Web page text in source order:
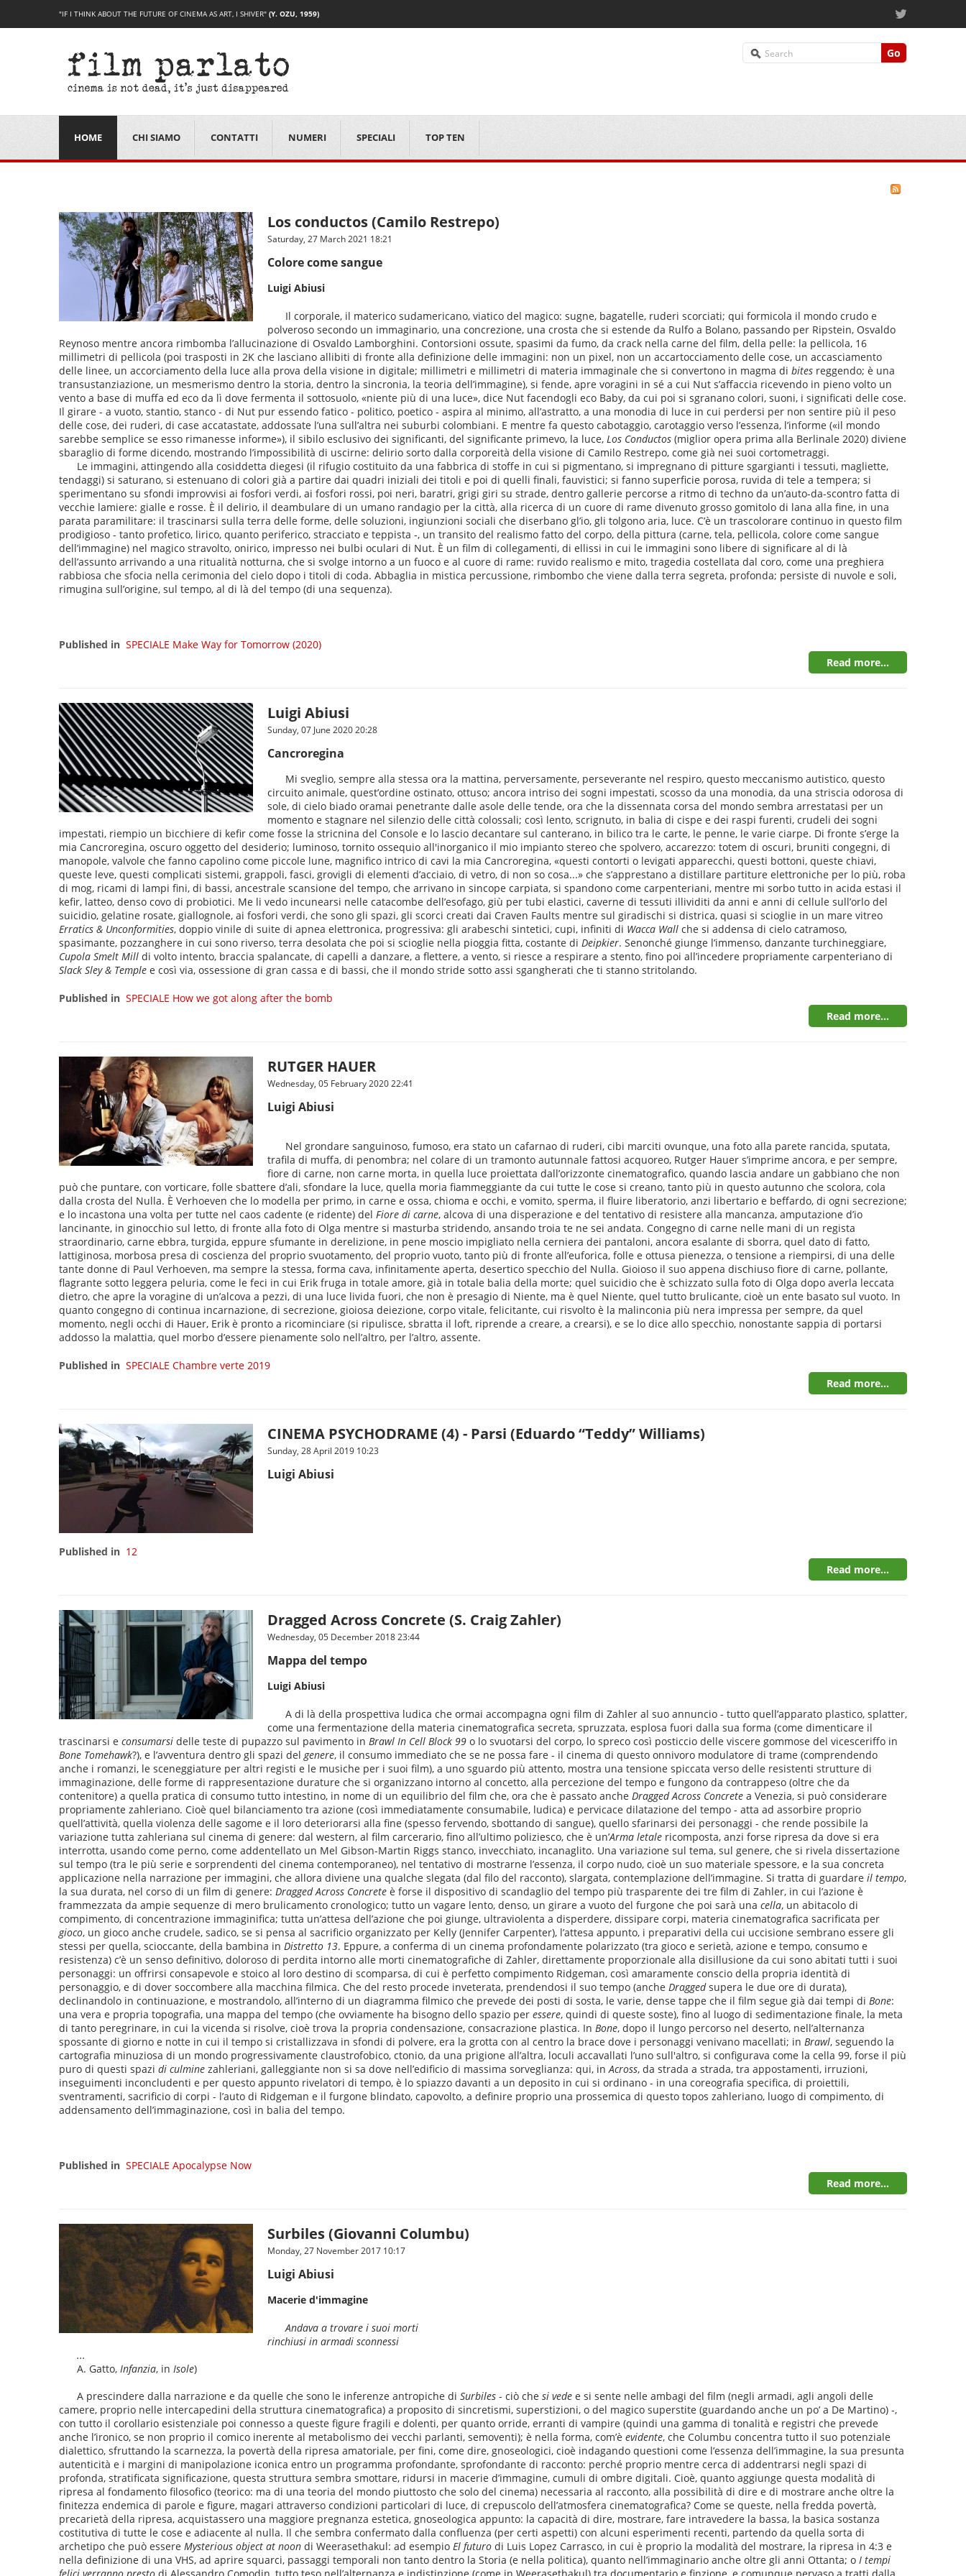
"IF I THINK ABOUT THE FUTURE OF CINEMA AS ART, I SHIVER" (Y. OZU, 1959)
Go
HOME CHI SIAMO CONTATTI NUMERI SPECIALI TOP TEN
Los conductos (Camilo Restrepo)
Saturday, 27 March 2021 18:21
Colore come sangue
Luigi Abiusi
Il corporale, il materico sudamericano, viatico del magico: sugne, bagatelle, ruderi scorciati; qui formicola il mondo crudo e
polveroso secondo un immaginario, una concrezione, una crosta che si estende da Rulfo a Bolano, passando per Ripstein, Osvaldo
Reynoso mentre ancora rimbomba l’allucinazione di Osvaldo Lamborghini. Contorsioni ossute, spasimi da fumo, da crack nella carne del film, della pelle: la pellicola, 16
millimetri di pellicola (poi trasposti in 2K che lasciano allibiti di fronte alla definizione delle immagini: non un pixel, non un accartocciamento delle cose, un accasciamento
delle linee, un accorciamento della luce alla prova della visione in digitale; millimetri e millimetri di materia immaginale che si convertono in magma di bites reggendo; è una
transustanziazione, un mesmerismo dentro la storia, dentro la sincronia, la teoria dell’immagine), si fende, apre voragini in sé a cui Nut s’affaccia ricevendo in pieno volto un
vento a base di muffa ed eco da lì dove fermenta il sottosuolo, «niente più di una luce», dice Nut facendogli eco Baby, da cui poi si sgranano colori, suoni, i significati delle cose.
Il girare - a vuoto, stantio, stanco - di Nut pur essendo fatico - politico, poetico - aspira al minimo, all’astratto, a una monodia di luce in cui perdersi per non sentire più il peso
delle cose, dei ruderi, di case accatastate, addossate l’una sull’altra nei suburbi colombiani. E mentre fa questo cabotaggio, carotaggio verso l’essenza, l’informe («il mondo
sarebbe semplice se esso rimanesse informe»), il sibilo esclusivo dei significanti, del significante primevo, la luce, Los Conductos (miglior opera prima alla Berlinale 2020) diviene
sbaraglio di forme dicendo, mostrando l’impossibilità di uscirne: delirio sorto dalla corporeità della visione di Camilo Restrepo, come già nei suoi cortometraggi.
Le immagini, attingendo alla cosiddetta diegesi (il rifugio costituito da una fabbrica di stoffe in cui si pigmentano, si impregnano di pitture sgargianti i tessuti, magliette,
tendaggi) si saturano, si estenuano di colori già a partire dai quadri iniziali dei titoli e poi di quelli finali, fauvistici; si fanno superficie porosa, ruvida di tele a tempera; si
sperimentano su sfondi improvvisi ai fosfori verdi, ai fosfori rossi, poi neri, baratri, grigi giri su strade, dentro gallerie percorse a ritmo di techno da un’auto-da-scontro fatta di
vecchie lamiere: gialle e rosse. È il delirio, il deambulare di un umano randagio per la città, alla ricerca di un cuore di rame divenuto grosso gomitolo di lana alla fine, in una
parata paramilitare: il trascinarsi sulla terra delle forme, delle soluzioni, ingiunzioni sociali che diserbano gl’io, gli tolgono aria, luce. C’è un trascolorare continuo in questo film
prodigioso - tanto profetico, lirico, quanto periferico, stracciato e teppista -, un transito del realismo fatto del corpo, della pittura (carne, tela, pellicola, colore come sangue
dell’immagine) nel magico stravolto, onirico, impresso nei bulbi oculari di Nut. È un film di collegamenti, di ellissi in cui le immagini sono libere di significare al di là
dell’assunto arrivando a una ritualità notturna, che si svolge intorno a un fuoco e al cuore di rame: ruvido realismo e mito, tragedia costellata dal coro, come una preghiera
rabbiosa che sfocia nella cerimonia del cielo dopo i titoli di coda. Abbaglia in mistica percussione, rimbombo che viene dalla terra segreta, profonda; persiste di nuvole e soli,
rimugina sull’origine, sul tempo, al di là del tempo (di una sequenza).
Published in SPECIALE Make Way for Tomorrow (2020)
Read more...
Luigi Abiusi
Sunday, 07 June 2020 20:28
Cancroregina
Mi sveglio, sempre alla stessa ora la mattina, perversamente, perseverante nel respiro, questo meccanismo autistico, questo
circuito animale, quest’ordine ostinato, ottuso; ancora intriso dei sogni impestati, scosso da una monodia, da una striscia odorosa di
sole, di cielo biado oramai penetrante dalle asole delle tende, ora che la dissennata corsa del mondo sembra arrestatasi per un
momento e stagnare nel silenzio delle città colossali; così lento, scrignuto, in balia di cispe e dei raspi furenti, crudeli dei sogni
impestati, riempio un bicchiere di kefir come fosse la stricnina del Console e lo lascio decantare sul canterano, in bilico tra le carte, le penne, le varie ciarpe. Di fronte s’erge la
mia Cancroregina, oscuro oggetto del desiderio; luminoso, tornito ossequio all'inorganico il mio impianto stereo che spolvero, accarezzo: totem di oscuri, bruniti congegni, di
manopole, valvole che fanno capolino come piccole lune, magnifico intrico di cavi la mia Cancroregina, «questi contorti o levigati apparecchi, questi bottoni, queste chiavi,
queste leve, questi complicati sistemi, grappoli, fasci, grovigli di elementi d’acciaio, di vetro, di non so cosa...» che s’apprestano a distillare partiture elettroniche per lo più, roba
di mog, ricami di lampi fini, di bassi, ancestrale scansione del tempo, che arrivano in sincope carpiata, si spandono come carpenteriani, mentre mi sorbo tutto in acida estasi il
kefir, latteo, denso covo di probiotici. Me li vedo incunearsi nelle catacombe dell’esofago, giù per tubi elastici, caverne di tessuti illividiti da anni e anni di cellule sull’orlo del
suicidio, gelatine rosate, giallognole, ai fosfori verdi, che sono gli spazi, gli scorci creati dai Craven Faults mentre sul giradischi si districa, quasi si scioglie in un mare vitreo
Erratics & Unconformities, doppio vinile di suite di apnea elettronica, progressiva: gli arabeschi sintetici, cupi, infiniti di Wacca Wall che si addensa di cielo catramoso,
spasimante, pozzanghere in cui sono riverso, terra desolata che poi si scioglie nella pioggia fitta, costante di Deipkier. Senonché giunge l’immenso, danzante turchineggiare,
Cupola Smelt Mill di volto intento, braccia spalancate, di capelli a danzare, a flettere, a vento, si riesce a respirare a stento, fino poi all’incedere propriamente carpenteriano di
Slack Sley & Temple e così via, ossessione di gran cassa e di bassi, che il mondo stride sotto assi sgangherati che ti stanno stritolando.
Published in SPECIALE How we got along after the bomb
Read more...
RUTGER HAUER
Wednesday, 05 February 2020 22:41
Luigi Abiusi
Nel grondare sanguinoso, fumoso, era stato un cafarnao di ruderi, cibi marciti ovunque, una foto alla parete rancida, sputata,
trafila di muffa, di penombra; nel colare di un tramonto autunnale fattosi acquoreo, Rutger Hauer s’imprime ancora, e per sempre,
fiore di carne, non carne morta, in quella luce proiettata dall’orizzonte cinematografico, quando lascia andare un gabbiano che non
può che puntare, con vorticare, folle sbattere d’ali, sfondare la luce, quella moria fiammeggiante da cui tutte le cose si creano, tanto più in questo autunno che scolora, cola
dalla crosta del Nulla. È Verhoeven che lo modella per primo, in carne e ossa, chioma e occhi, e vomito, sperma, il fluire liberatorio, anzi libertario e beffardo, di ogni secrezione;
e lo incastona una volta per tutte nel caos cadente (e ridente) del Fiore di carne, alcova di una disperazione e del tentativo di resistere alla mancanza, amputazione d’io
lancinante, in ginocchio sul letto, di fronte alla foto di Olga mentre si masturba stridendo, ansando troia te ne sei andata. Congegno di carne nelle mani di un regista
straordinario, carne ebbra, turgida, eppure sfumante in derelizione, in pene moscio impigliato nella cerniera dei pantaloni, ancora esalante di sborra, quel dato di fatto,
lattiginosa, morbosa presa di coscienza del proprio svuotamento, del proprio vuoto, tanto più di fronte all’euforica, folle e ottusa pienezza, o tensione a riempirsi, di una delle
tante donne di Paul Verhoeven, ma sempre la stessa, forma cava, infinitamente aperta, desertico specchio del Nulla. Gioioso il suo appena dischiuso fiore di carne, pollante,
flagrante sotto leggera peluria, come le feci in cui Erik fruga in totale amore, già in totale balia della morte; quel suicidio che è schizzato sulla foto di Olga dopo averla leccata
dietro, che apre la voragine di un’alcova a pezzi, di una luce livida fuori, che non è presagio di Niente, ma è quel Niente, quel tutto brulicante, cioè un ente basato sul vuoto. In
quanto congegno di continua incarnazione, di secrezione, gioiosa deiezione, corpo vitale, felicitante, cui risvolto è la malinconia più nera impressa per sempre, da quel
momento, negli occhi di Hauer, Erik è pronto a ricominciare (si ripulisce, sbratta il loft, riprende a creare, a crearsi), e se lo dice allo specchio, nonostante sappia di portarsi
addosso la malattia, quel morbo d’essere pienamente solo nell’altro, per l’altro, assente.
Published in SPECIALE Chambre verte 2019
Read more...
CINEMA PSYCHODRAME (4) - Parsi (Eduardo “Teddy” Williams)
Sunday, 28 April 2019 10:23
Luigi Abiusi
Published in 12
Read more...
Dragged Across Concrete (S. Craig Zahler)
Wednesday, 05 December 2018 23:44
Mappa del tempo
Luigi Abiusi
A di là della prospettiva ludica che ormai accompagna ogni film di Zahler al suo annuncio - tutto quell’apparato plastico, splatter,
come una fermentazione della materia cinematografica secreta, spruzzata, esplosa fuori dalla sua forma (come dimenticare il
trascinarsi e consumarsi delle teste di pupazzo sul pavimento in Brawl In Cell Block 99 o lo svuotarsi del corpo, lo spreco così posticcio delle viscere gommose del vicesceriffo in
Bone Tomehawk?), e l’avventura dentro gli spazi delgenere, il consumo immediato che se ne possa fare - il cinema di questo onnivoro modulatore di trame (comprendendo
anche i romanzi, le sceneggiature per altri registi e le musiche per i suoi film), a uno sguardo più attento, mostra una tensione spiccata verso delle resistenti strutture di
immaginazione, delle forme di rappresentazione durature che si organizzano intorno al concetto, alla percezione del tempo e fungono da contrappeso (oltre che da
contenitore) a quella pratica di consumo tutto intestino, in nome di un equilibrio del film che, ora che è passato anche Dragged Across Concrete a Venezia, si può considerare
propriamente zahleriano. Cioè quel bilanciamento tra azione (così immediatamente consumabile, ludica) e pervicace dilatazione del tempo - atta ad assorbire proprio
quell’attività, quella violenza delle sagome e il loro deteriorarsi alla fine (spesso fervendo, sbottando di sangue), quello sfarinarsi dei personaggi - che rende possibile la
variazione tutta zahleriana sul cinema di genere: dal western, al film carcerario, fino all’ultimo poliziesco, che è un’Arma letale ricomposta, anzi forse ripresa da dove si era
interrotta, usando come perno, come addentellato un Mel Gibson-Martin Riggs stanco, invecchiato, incanaglito. Una variazione sul tema, sul genere, che si rivela dissertazione
sul tempo (tra le più serie e sorprendenti del cinema contemporaneo), nel tentativo di mostrarne l’essenza, il corpo nudo, cioè un suo materiale spessore, e la sua concreta
applicazione nella narrazione per immagini, che allora diviene una qualche slegata (dal filo del racconto), slargata, contemplazione dell’immagine. Si tratta di guardare il tempo,
la sua durata, nel corso di un film di genere: Dragged Across Concrete è forse il dispositivo di scandaglio del tempo più trasparente dei tre film di Zahler, in cui l’azione è
frammezzata da ampie sequenze di mero brulicamento cronologico; tutto un vagare lento, denso, un girare a vuoto del furgone che poi sarà una cella, un abitacolo di
compimento, di concentrazione immaginifica; tutta un’attesa dell’azione che poi giunge, ultraviolenta a disperdere, dissipare corpi, materia cinematografica sacrificata per
gioco, un gioco anche crudele, sadico, se si pensa al sacrificio organizzato per Kelly (Jennifer Carpenter), l’attesa appunto, i preparativi della cui uccisione sembrano essere gli
stessi per quella, scioccante, della bambina in Distretto 13. Eppure, a conferma di un cinema profondamente polarizzato (tra gioco e serietà, azione e tempo, consumo e
resistenza) c’è un senso definitivo, doloroso di perdita intorno alle morti cinematografiche di Zahler, direttamente proporzionale alla disillusione da cui sono abitati tutti i suoi
personaggi: un offrirsi consapevole e stoico al loro destino di scomparsa, di cui è perfetto compimento Ridgeman, così amaramente conscio della propria identità di
personaggio, e di dover soccombere alla macchina filmica. Che del resto procede inveterata, prendendosi il suo tempo (anche Draggedsupera le due ore di durata),
declinandolo in continuazione, e mostrandolo, all’interno di un diagramma filmico che prevede dei posti di sosta, le varie, dense tappe che il film segue già dai tempi di Bone:
una vera e propria topografia, una mappa del tempo (che ovviamente ha bisogno dello spazio per essere, quindi di queste soste), fino al luogo di sedimentazione finale, la meta
di tanto peregrinare, in cui la vicenda si risolve, cioè trova la propria condensazione, consacrazione plastica. In Bone, dopo il lungo percorso nel deserto, nell’alternanza
spossante di giorno e notte in cui il tempo si cristallizzava in sfondi di polvere, era la grotta con al centro la brace dove i personaggi venivano macellati; in Brawl, seguendo la
cartografia minuziosa di un mondo progressivamente claustrofobico, ctonio, da una prigione all’altra, loculi accavallati l’uno sull'altro, si configurava come la cella 99, forse il più
puro di questi spazi di culmine zahleriani, galleggiante non si sa dove nell’edificio di massima sorveglianza: qui, inAcross, da strada a strada, tra appostamenti, irruzioni,
inseguimenti inconcludenti e per questo appunto rivelatori di tempo, è lo spiazzo davanti a un deposito in cui si ordinano - in una coreografia specifica, di proiettili,
sventramenti, sacrificio di corpi - l’auto di Ridgeman e il furgone blindato, capovolto, a definire proprio una prossemica di questo topos zahleriano, luogo di compimento, di
addensamento dell’immaginazione, così in balia del tempo.
Published in SPECIALE Apocalypse Now
Read more...
Surbiles (Giovanni Columbu)
Monday, 27 November 2017 10:17
Luigi Abiusi
Macerie d'immagine
Andava a trovare i suoi morti
rinchiusi in armadi sconnessi
...
A. Gatto, Infanzia, in Isole)
A prescindere dalla narrazione e da quelle che sono le inferenze antropiche di Surbiles - ciò che si vede e si sente nelle ambagi del film (negli armadi, agli angoli delle
camere, proprio nelle intercapedini della struttura cinematografica) a proposito di sincretismi, superstizioni, o del magico superstite (guardando anche un po’ a De Martino) -,
con tutto il corollario esistenziale poi connesso a queste figure fragili e dolenti, per quanto orride, erranti di vampire (quindi una gamma di tonalità e registri che prevede
anche l’ironico, se non proprio il comico inerente al metabolismo dei vecchi parlanti, semoventi); è nella forma, com’è evidente, che Columbu concentra tutto il suo potenziale
dialettico, sfruttando la scarnezza, la povertà della ripresa amatoriale, per fini, come dire, gnoseologici, cioè indagando questioni come l’essenza dell’immagine, la sua presunta
autenticità e i margini di manipolazione iconica entro un programma profondante, sprofondante di racconto: perché proprio mentre cerca di addentrarsi negli spazi di
profonda, stratificata significazione, questa struttura sembra smottare, ridursi in macerie d’immagine, cumuli di ombre digitali. Cioè, quanto aggiunge questa modalità di
ripresa al fondamento filosofico (teorico: ma di una teoria del mondo piuttosto che solo del cinema) necessaria al racconto, alla possibilità di dire e di mostrare anche oltre la
finitezza endemica di parole e figure, magari attraverso condizioni particolari di luce, di crepuscolo dell’atmosfera cinematografica? Come se queste, nella fredda povertà,
precarietà della ripresa, acquistassero una maggiore pregnanza estetica, gnoseologica appunto: la capacità di dire, mostrare, fare intravedere la bassa, la basica sostanza
costitutiva di tutte le cose e adiacente al nulla. Il che sembra confermato dalla confluenza (per certi aspetti) con alcuni esperimenti recenti, partendo da quella sorta di
archetipo che può essere Mysterious object at noon di Weerasethakul: ad esempio El futuro di Luis Lopez Carrasco, in cui è proprio la modalità del mostrare, la ripresa in 4:3 e
nella definizione di una VHS, ad aprire squarci, passaggi temporali non tanto dentro la Storia (e nella politica), quanto nell’immaginario anche oltre gli anni Ottanta; o I tempi